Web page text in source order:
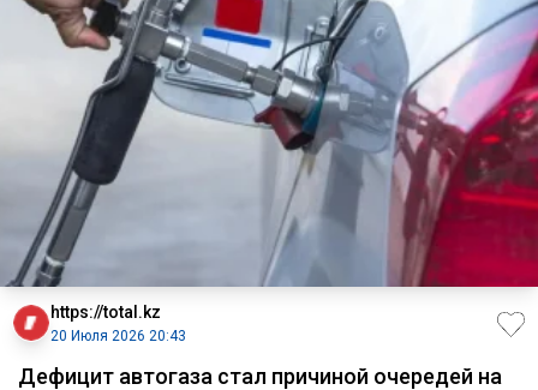
https://total.kz
20 Июля 2026 20:43
Дефицит автогаза стал причиной очередей на